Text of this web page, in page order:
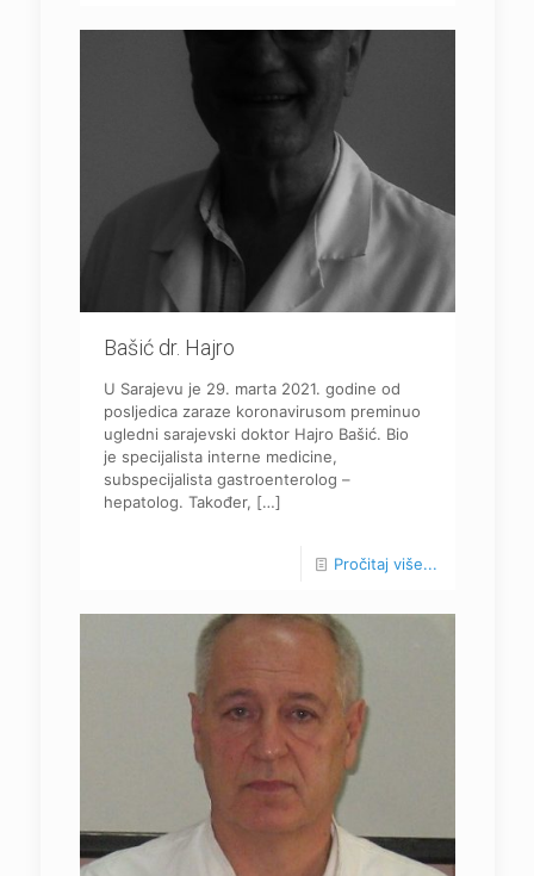
Bašić dr. Hajro
U Sarajevu je 29. marta 2021. godine od
posljedica zaraze koronavirusom preminuo
ugledni sarajevski doktor Hajro Bašić. Bio
je specijalista interne medicine,
subspecijalista gastroenterolog –
hepatolog. Također, […]
Pročitaj više...